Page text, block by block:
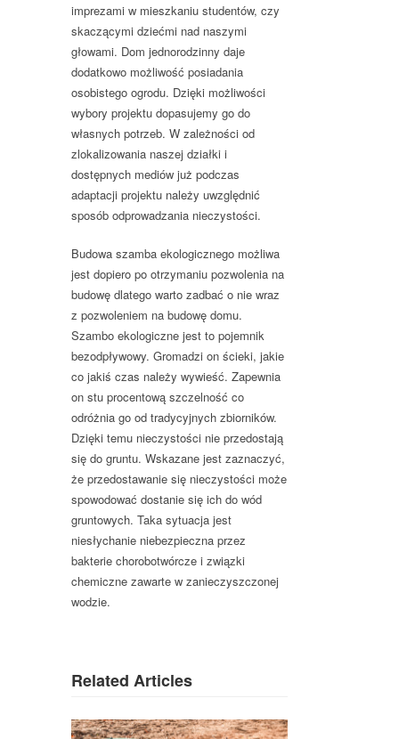
imprezami w mieszkaniu studentów, czy
skaczącymi dziećmi nad naszymi
głowami. Dom jednorodzinny daje
dodatkowo możliwość posiadania
osobistego ogrodu. Dzięki możliwości
wybory projektu dopasujemy go do
własnych potrzeb. W zależności od
zlokalizowania naszej działki i
dostępnych mediów już podczas
adaptacji projektu należy uwzględnić
sposób odprowadzania nieczystości.
Budowa szamba ekologicznego możliwa
jest dopiero po otrzymaniu pozwolenia na
budowę dlatego warto zadbać o nie wraz
z pozwoleniem na budowę domu.
Szambo ekologiczne jest to pojemnik
bezodpływowy. Gromadzi on ścieki, jakie
co jakiś czas należy wywieść. Zapewnia
on stu procentową szczelność co
odróżnia go od tradycyjnych zbiorników.
Dzięki temu nieczystości nie przedostają
się do gruntu. Wskazane jest zaznaczyć,
że przedostawanie się nieczystości może
spowodować dostanie się ich do wód
gruntowych. Taka sytuacja jest
niesłychanie niebezpieczna przez
bakterie chorobotwórcze i związki
chemiczne zawarte w zanieczyszczonej
wodzie.
Related Articles